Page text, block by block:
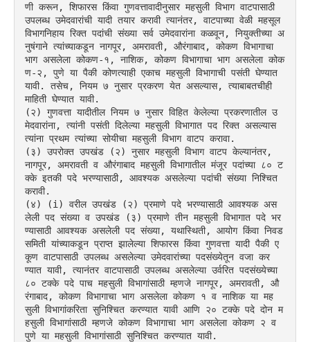
णी करून, शिफारस किंवा गुणवत्तावादीनुसार महसुली विभाग वाटपासाठी
उपलब्ध उमेदवारांची यादी तयार करावी त्यानंतर, वाटपाच्या वेळी महसूल
विभागनिहाय रिक्त पदांची संख्या सर्व उमेदवारांना कळवून, नियुक्तीच्या अ
नुषंगाने त्यांच्याकडून नागपूर, अमरावती, औरंगाबाद, कोकण विभागाचा
भाग असलेला कोकण-१, नाशिक, कोकण विभागाचा भाग असलेला कोक
ण-२, पुणे या पैकी कोणत्याही एकाच महसुली विभागाची पसंती घेण्यात
यावी. तसेच, नियम ७ नुसार प्रकरण येत असल्यास, त्याबाबतचीही
माहिती घेण्यात यावी.
(२) गुणवत्ता यादीतील नियम ७ नुसार विहित केलेल्या प्रकरणातील उ
मेदवारांना, त्यांनी पसंती दिलेल्या महसुली विभागात पद रिक्त असल्यास
त्यांना प्रथम त्यांच्या सोयीचा महसुली विभाग वाटप करावा.
(३) उपरोक्त उपखंड (२) नुसार महसुली विभाग वाटप केल्यानंतर,
नागपूर, अमरावती व औरंगाबाद महसुली विभागातील मंजूर पदांच्या ८० ट
क्के इतकी पदे भरण्यासाठी, आवश्यक असलेल्या पदांची संख्या निश्चित
करावी.
(४) (i) वरील उपखंड (२) प्रमाणे पदे भरण्यासाठी आवश्यक अस
लेली पद संख्या व उपखंड (३) प्रमाणे तीन महसुली विभागात पदे भर
ण्यासाठी आवश्यक असलेली पद संख्या, यथास्थिती, आयोग किंवा निवड
समिती यांच्याकडून प्राप्त झालेल्या शिफारस किंवा गुणवत्ता यादी पैकी ए
कूण वाटपासाठी उपलब्ध असलेल्या उमेदवारांच्या पदसंख्येतून वजा कर
ण्यात यावी, त्यानंतर वाटपासाठी उपलब्ध असलेल्या उर्वरित पदसंख्येच्या
८० टक्के पदे पाच महसुली विभागांसाठी म्हणजे नागपूर, अमरावती, औ
रंगाबाद, कोकण विभागाचा भाग असलेला कोकण १ व नाशिक या मह
सुली विभागांकरिता सुनिश्चित करण्यात यावी आणि २० टक्के पदे दोन म
हसुली विभागांसाठी म्हणजे कोकण विभागाचा भाग असलेला कोकण २ व
पुणे या महसुली विभागांसाठी सुनिश्चित करण्यात यावी.